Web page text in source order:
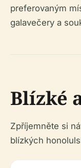
preferovaným
galavečery a
Blízké
Zpříjemněte si
blízkých